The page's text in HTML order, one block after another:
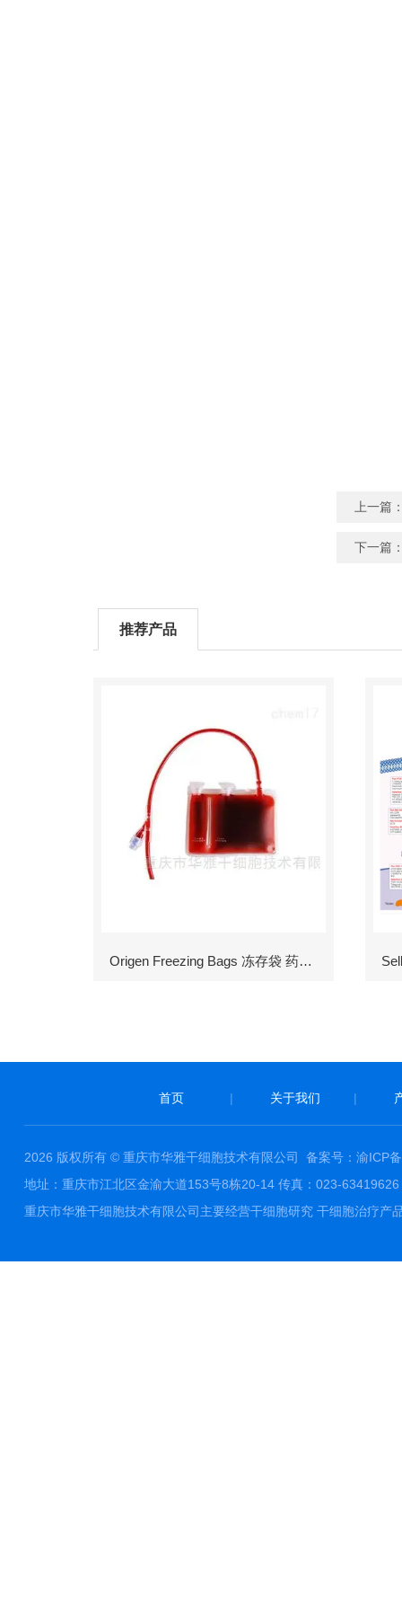
上一篇
下一篇
推荐产品
Origen Freezing Bags 冻存袋 药包材
首页 | 关于我们 |
2026 版权所有 © 重庆市华雅干细胞技术有限公司 备案号：渝ICP
地址：重庆市江北区金渝大道153号8栋20-14 传真：023-
重庆市华雅干细胞技术有限公司主要经营干细胞研究 干细胞治疗产